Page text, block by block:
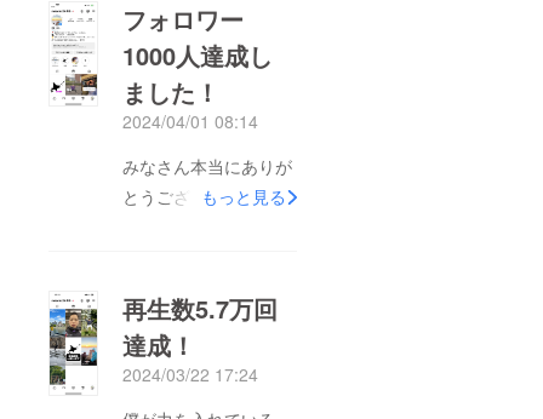
フォロワー
1000人達成し
ました！
2024/04/01 08:14
みなさん本当にありが
とうございます！
もっと見る
再生数5.7万回
達成！
2024/03/22 17:24